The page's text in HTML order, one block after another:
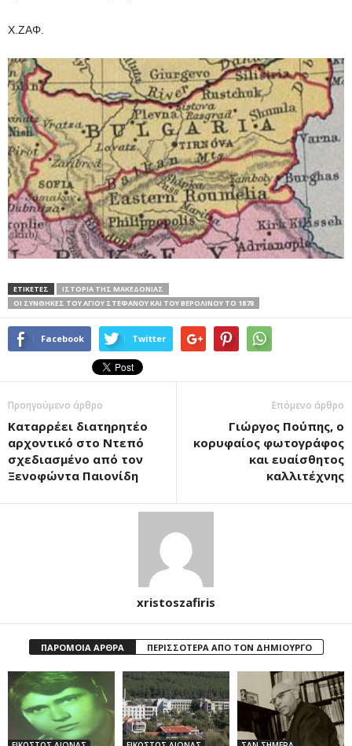
Χ.ΖΑΦ.
ΕΤΙΚΕΤΕΣ
ΙΣΤΟΡΊΑ ΤΗΣ ΜΑΚΕΔΟΝΊΑΣ
ΟΙ ΣΥΝΘΉΚΕΣ ΤΟΥ ΑΓΊΟΥ ΣΤΕΦΆΝΟΥ ΚΑΙ ΤΟΥ ΒΕΡΟΛΊΝΟΥ ΤΟ 1878
Facebook Twitter
Προηγούμενο άρθρο
Καταρρέει διατηρητέο
αρχοντικό στο Ντεπό
σχεδιασμένο από τον
Ξενοφώντα Παιονίδη
Επόμενο άρθρο
Γιώργος Πούπης, ο
κορυφαίος φωτογράφος
και ευαίσθητος
καλλιτέχνης
xristoszafiris
ΠΑΡΟΜΟΙΑ ΑΡΘΡΑ ΠΕΡΙΣΣΟΤΕΡΑ ΑΠΟ ΤΟΝ ΔΗΜΙΟΥΡΓΟ